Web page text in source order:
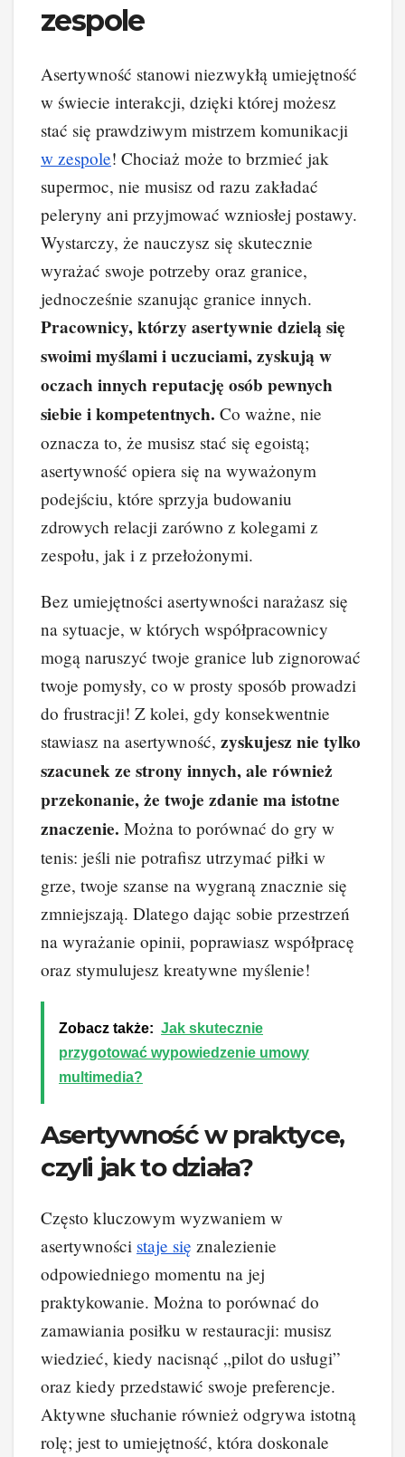
zespole
Asertywność stanowi niezwykłą umiejętność
w świecie interakcji, dzięki której możesz
stać się prawdziwym mistrzem komunikacji
w zespole! Chociaż może to brzmieć jak
supermoc, nie musisz od razu zakładać
peleryny ani przyjmować wzniosłej postawy.
Wystarczy, że nauczysz się skutecznie
wyrażać swoje potrzeby oraz granice,
jednocześnie szanując granice innych.
Pracownicy, którzy asertywnie dzielą się
swoimi myślami i uczuciami, zyskują w
oczach innych reputację osób pewnych
siebie i kompetentnych. Co ważne, nie
oznacza to, że musisz stać się egoistą;
asertywność opiera się na wyważonym
podejściu, które sprzyja budowaniu
zdrowych relacji zarówno z kolegami z
zespołu, jak i z przełożonymi.
Bez umiejętności asertywności narażasz się
na sytuacje, w których współpracownicy
mogą naruszyć twoje granice lub zignorować
twoje pomysły, co w prosty sposób prowadzi
do frustracji! Z kolei, gdy konsekwentnie
stawiasz na asertywność, zyskujesz nie tylko
szacunek ze strony innych, ale również
przekonanie, że twoje zdanie ma istotne
znaczenie. Można to porównać do gry w
tenis: jeśli nie potrafisz utrzymać piłki w
grze, twoje szanse na wygraną znacznie się
zmniejszają. Dlatego dając sobie przestrzeń
na wyrażanie opinii, poprawiasz współpracę
oraz stymulujesz kreatywne myślenie!
Zobacz także: Jak skutecznie
przygotować wypowiedzenie umowy
multimedia?
Asertywność w praktyce,
czyli jak to działa?
Często kluczowym wyzwaniem w
asertywności staje się znalezienie
odpowiedniego momentu na jej
praktykowanie. Można to porównać do
zamawiania posiłku w restauracji: musisz
wiedzieć, kiedy nacisnąć „pilot do usługi”
oraz kiedy przedstawić swoje preferencje.
Aktywne słuchanie również odgrywa istotną
rolę; jest to umiejętność, która doskonale